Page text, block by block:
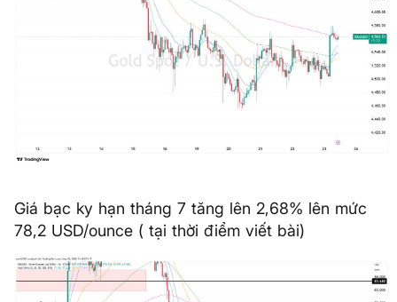
Giá bạc ky hạn tháng 7 tăng lên 2,68% lên mức
78,2 USD/ounce ( tại thời điểm viết bài)